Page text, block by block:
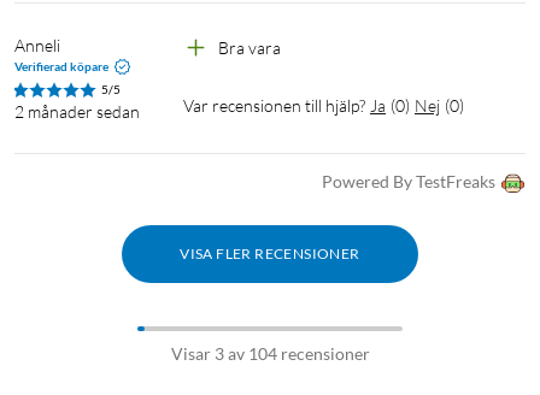
Anneli
Verifierad köpare
5/5
2 månader sedan
Bra vara
Var recensionen till hjälp? Ja (0) Nej (0)
Powered By TestFreaks
VISA FLER RECENSIONER
Visar 3 av 104 recensioner